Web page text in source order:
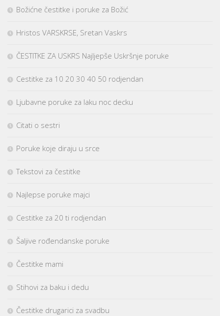
Božićne čestitke i poruke za Božić
Hristos VARSKRSE, Sretan Vaskrs
ČESTITKE ZA USKRS Najljepše Uskršnje poruke
Cestitke za 10 20 30 40 50 rodjendan
Ljubavne poruke za laku noc decku
Citati o sestri
Poruke koje diraju u srce
Tekstovi za čestitke
Najlepse poruke majci
Cestitke za 20 ti rodjendan
Šaljive rođendanske poruke
Čestitke mami
Stihovi za baku i dedu
Čestitke drugarici za svadbu